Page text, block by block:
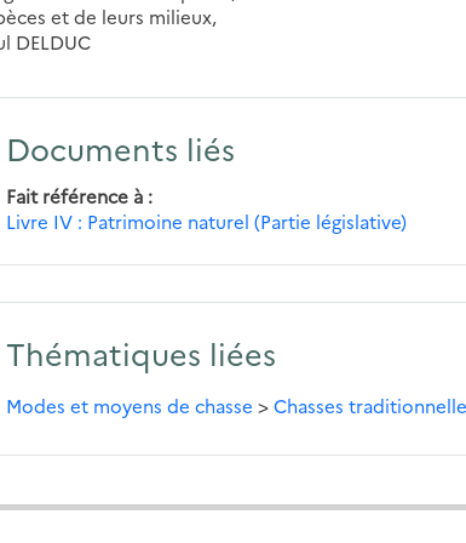
et de leurs milieux,
DELDUC
Documents liés
Fait référence à
Livre IV : Patrimoine naturel (Partie législative)
Thématiques liées
Modes et moyens de chasse >Chasses